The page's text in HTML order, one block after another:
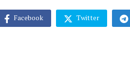
Facebook Twitter